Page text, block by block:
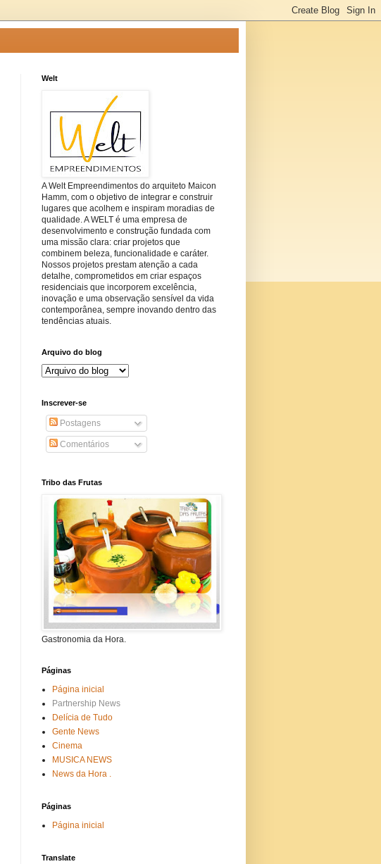
Welt
A Welt Empreendimentos do arquiteto Maicon
Hamm, com o objetivo de integrar e construir
lugares que acolhem e inspiram moradias de
qualidade. A WELT é uma empresa de
desenvolvimento e construção fundada com
uma missão clara: criar projetos que
combinem beleza, funcionalidade e caráter.
Nossos projetos prestam atenção a cada
detalhe, comprometidos em criar espaços
residenciais que incorporem excelência,
inovação e uma observação sensível da vida
contemporânea, sempre inovando dentro das
tendências atuais.
Arquivo do blog
Inscrever-se
Postagens
Comentários
Tribo das Frutas
Gastronomia da Hora.
Páginas
Página inicial
Partnership News
Delícia de Tudo
Gente News
Cinema
MUSICA NEWS
News da Hora .
Páginas
Página inicial
Translate